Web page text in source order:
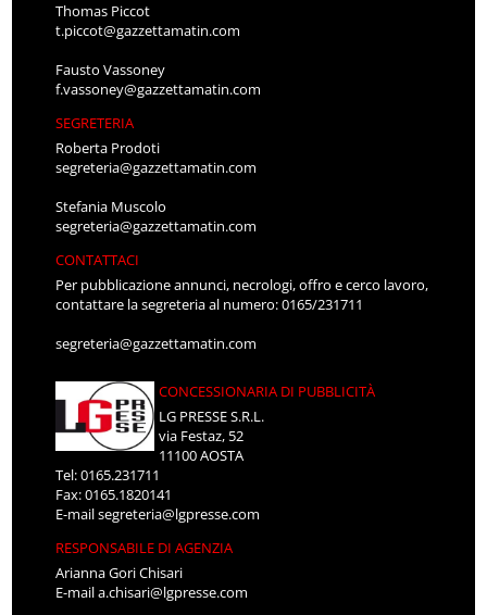
Thomas Piccot
t.piccot@gazzettamatin.com
Fausto Vassoney
f.vassoney@gazzettamatin.com
SEGRETERIA
Roberta Prodoti
segreteria@gazzettamatin.com
Stefania Muscolo
segreteria@gazzettamatin.com
CONTATTACI
Per pubblicazione annunci, necrologi, offro e cerco lavoro,
contattare la segreteria al numero: 0165/231711
segreteria@gazzettamatin.com
CONCESSIONARIA DI PUBBLICITÀ
LG PRESSE S.R.L.
via Festaz, 52
11100 AOSTA
Tel: 0165.231711
Fax: 0165.1820141
E-mailsegreteria@lgpresse.com
RESPONSABILE DI AGENZIA
Arianna Gori Chisari
E-maila.chisari@lgpresse.com